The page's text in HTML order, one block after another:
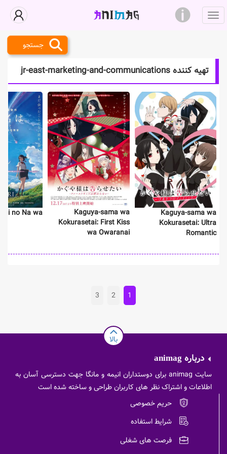
جستجو
تهیه کننده jr-east-marketing-and-communications
Kaguya-sama wa
Kokurasetai: Ultra
Romantic
Kaguya-sama wa
Kokurasetai: First Kiss
wa Owaranai
no Na wa.
1
2
3
بالا
درباره animag
سایت animag برای دوستداران انیمه و مانگا جهت دسترسی آسان به
اطلاعات و اشتراک نظر های کاربران طراحی و ساخته شده است
حریم خصوصی
شرایط استفاده
فرصت های شغلی